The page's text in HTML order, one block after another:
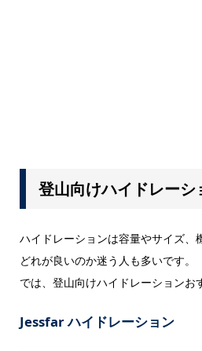
登山向けハイドレー
ハイドレーションは容量やサイズ、
どれが良いのか迷う人も多いです。
では、登山向けハイドレーションお
Jessfar ハイドレーション